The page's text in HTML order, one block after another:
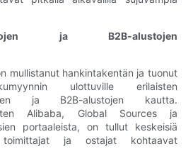
ja B2B-alustojen
mullistanut hankintakentän ja tuonut
ulottuville erilaisten
ja B2B-alustojen kautta.
Alibaba, Global Sources ja
portaaleista, on tullut keskeisiä
toimittajat ja ostajat kohtaavat